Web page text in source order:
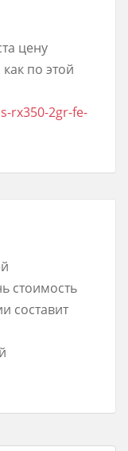
цену
по этой
rx350-2gr-fe-
стоимость
составит